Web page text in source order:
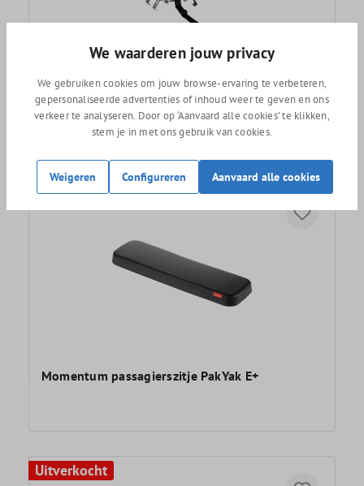
129,95
Uitverkocht
Momentum passagierszitje PakYak E+
Uitverkocht
We waarderen jouw privacy
We gebruiken cookies om jouw browse-ervaring te verbeteren,
gepersonaliseerde advertenties of inhoud weer te geven en ons
verkeer te analyseren. Door op ‘Aanvaard alle cookies’ te klikken,
stem je in met ons gebruik van cookies.
Weigeren Configureren Aanvaard alle cookies